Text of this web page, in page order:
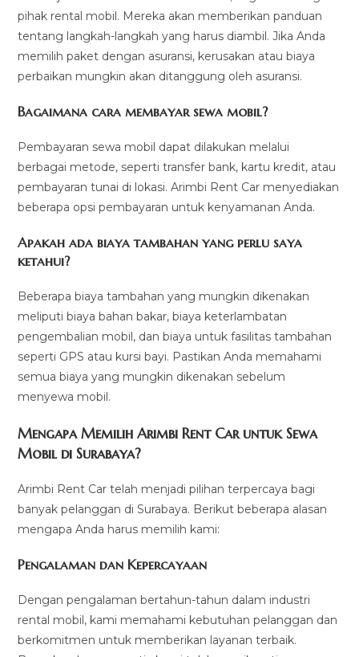
pihak rental mobil. Mereka akan memberikan panduan
tentang langkah-langkah yang harus diambil. Jika Anda
memilih paket dengan asuransi, kerusakan atau biaya
perbaikan mungkin akan ditanggung oleh asuransi.
Bagaimana cara membayar sewa mobil?
Pembayaran sewa mobil dapat dilakukan melalui
berbagai metode, seperti transfer bank, kartu kredit, atau
pembayaran tunai di lokasi. Arimbi Rent Car menyediakan
beberapa opsi pembayaran untuk kenyamanan Anda.
Apakah ada biaya tambahan yang perlu saya
ketahui?
Beberapa biaya tambahan yang mungkin dikenakan
meliputi biaya bahan bakar, biaya keterlambatan
pengembalian mobil, dan biaya untuk fasilitas tambahan
seperti GPS atau kursi bayi. Pastikan Anda memahami
semua biaya yang mungkin dikenakan sebelum
menyewa mobil.
Mengapa Memilih Arimbi Rent Car untuk Sewa
Mobil di Surabaya?
Arimbi Rent Car telah menjadi pilihan terpercaya bagi
banyak pelanggan di Surabaya. Berikut beberapa alasan
mengapa Anda harus memilih kami:
Pengalaman dan Kepercayaan
Dengan pengalaman bertahun-tahun dalam industri
rental mobil, kami memahami kebutuhan pelanggan dan
berkomitmen untuk memberikan layanan terbaik.